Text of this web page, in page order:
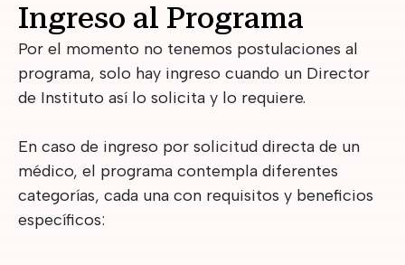
Ingreso al Programa
Por el momento no tenemos postulaciones al
programa, solo hay ingreso cuando un Director
de Instituto así lo solicita y lo requiere.
En caso de ingreso por solicitud directa de un
médico, el programa contempla diferentes
categorías, cada una con requisitos y beneficios
específicos: